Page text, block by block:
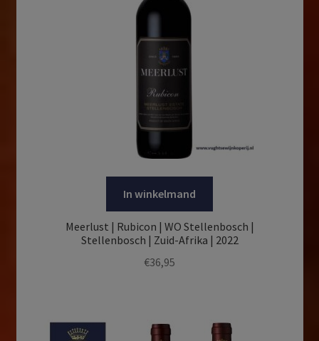
In winkelmand
Meerlust | Rubicon | WO Stellenbosch |
Stellenbosch | Zuid-Afrika | 2022
€36,95